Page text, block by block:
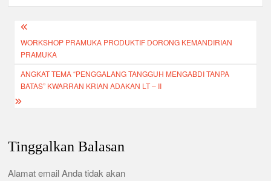
o
o
k
p
p
m
Navigasi
pos
WORKSHOP PRAMUKA PRODUKTIF DORONG KEMANDIRIAN
PRAMUKA
ANGKAT TEMA “PENGGALANG TANGGUH MENGABDI TANPA
BATAS” KWARRAN KRIAN ADAKAN LT – II
Tinggalkan Balasan
Alamat email Anda tidak akan